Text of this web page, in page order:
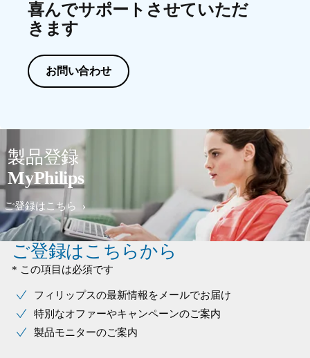
喜んでサポートさせていただ
きます
お問い合わせ
製品登録
MyPhilips
ご登録はこちら
ご登録はこちらから
* この項目は必須です
フィリップスの最新情報をメールでお届け
特別なオファーやキャンペーンのご案内
製品モニターのご案内